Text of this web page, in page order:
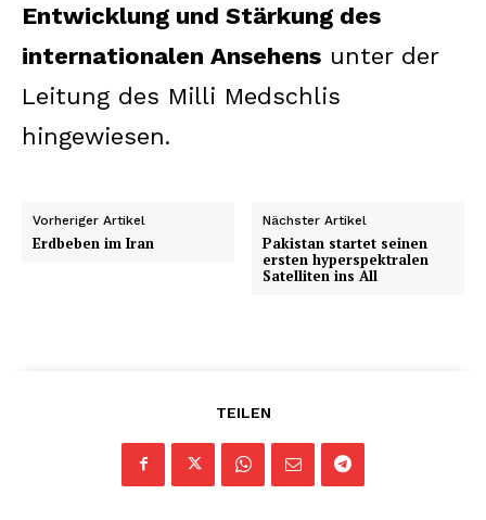
Entwicklung und Stärkung des
internationalen Ansehens unter der
Leitung des Milli Medschlis
hingewiesen.
Vorheriger Artikel
Erdbeben im Iran
Nächster Artikel
Pakistan startet seinen
ersten hyperspektralen
Satelliten ins All
TEILEN